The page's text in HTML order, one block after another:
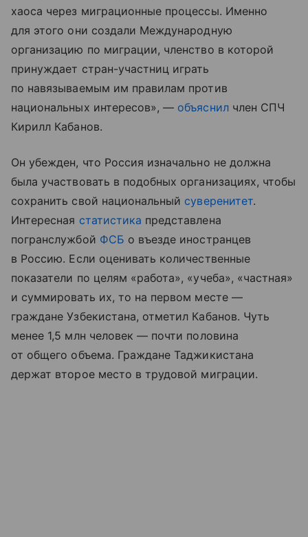
хаоса через миграционные процессы. Именно
для этого они создали Международную
организацию по миграции, членство в которой
принуждает стран-участниц играть
по навязываемым им правилам против
национальных интересов», — объяснилчлен СПЧ
Кирилл Кабанов.
Он убежден, что Россия изначально не должна
была участвовать в подобных организациях, чтобы
сохранить свой национальный суверенитет.
Интересная статистика представлена
погранслужбой ФСБ о въезде иностранцев
в Россию. Если оценивать количественные
показатели по целям «работа», «учеба», «частная»
и суммировать их, то на первом месте —
граждане Узбекистана, отметил Кабанов. Чуть
менее 1,5 млн человек — почти половина
от общего объема. Граждане Таджикистана
держат второе место в трудовой миграции.